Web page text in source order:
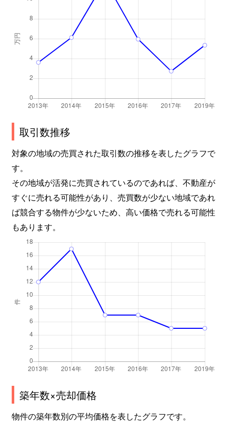
取引数推移
対象の地域の売買された取引数の推移を表したグラフで
す。
その地域が活発に売買されているのであれば、不動産が
すぐに売れる可能性があり、売買数が少ない地域であれ
ば競合する物件が少ないため、高い価格で売れる可能性
もあります。
築年数×売却価格
物件の築年数別の平均価格を表したグラフです。